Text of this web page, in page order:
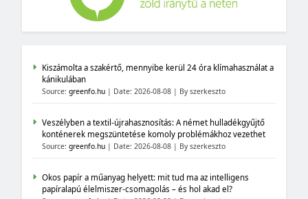
Kiszámolta a szakértő, mennyibe kerül 24 óra klímahasználat a
kánikulában
Source: greenfo.hu Date: 2026-08-08 By szerkeszto
Veszélyben a textil-újrahasznosítás: A német hulladékgyűjtő
konténerek megszüntetése komoly problémákhoz vezethet
Source: greenfo.hu Date: 2026-08-08 By szerkeszto
Okos papír a műanyag helyett: mit tud ma az intelligens
papíralapú élelmiszer-csomagolás – és hol akad el?